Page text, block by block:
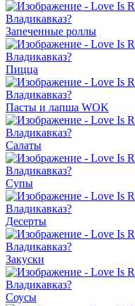
Запеченные роллы
Пицца
Пасты и лапша WOK
Салаты
Супы
Десерты
Закуски
Соусы